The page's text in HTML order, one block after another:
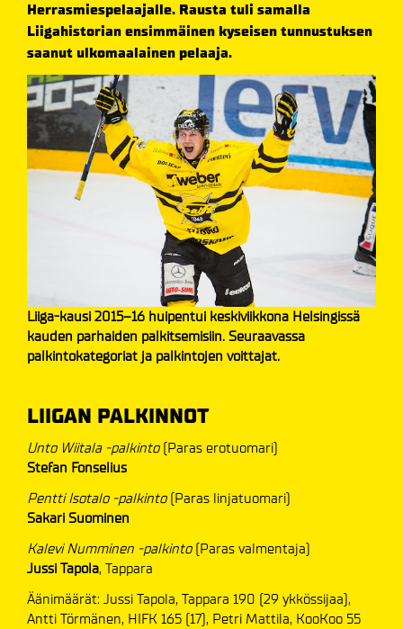
Herrasmiespelaajalle. Rausta tuli samalla
Liigahistorian ensimmäinen kyseisen tunnustuksen
saanut ulkomaalainen pelaaja.
Liiga-kausi 2015–16 huipentui keskiviikkona Helsingissä
kauden parhaiden palkitsemisiin. Seuraavassa
palkintokategoriat ja palkintojen voittajat.
LIIGAN PALKINNOT
Unto Wiitala -palkinto(Paras erotuomari)
Stefan Fonselius
Pentti Isotalo -palkinto(Paras linjatuomari)
Sakari Suominen
Kalevi Numminen -palkinto(Paras valmentaja)
Jussi Tapola, Tappara
Äänimäärät: Jussi Tapola, Tappara 190 (29 ykkössijaa),
Antti Törmänen, HIFK 165 (17), Petri Mattila, KooKoo 55